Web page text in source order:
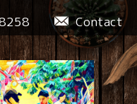
Contact